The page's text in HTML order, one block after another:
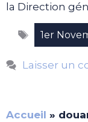
la Direction
1er
Laisser un
Accueil »